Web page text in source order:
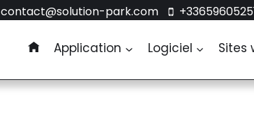
contact@solution-park.com
Application Logiciel Sites